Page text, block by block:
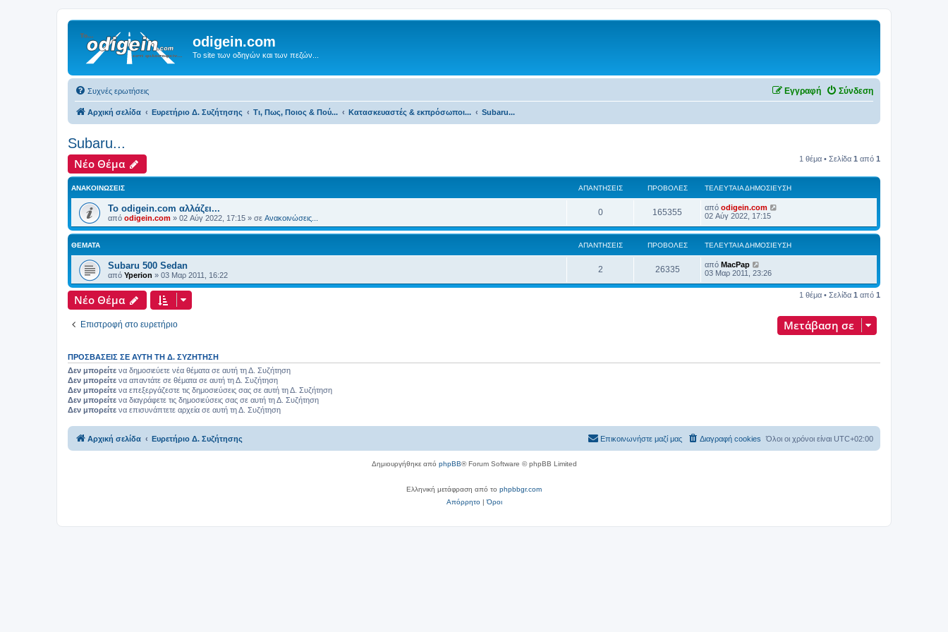
odigein.com
Το site των οδηγών και των πεζών...
Συχνές ερωτήσεις Σύνδεση
Εγγραφή
Αρχική σελίδα Ευρετήριο Δ. Συζήτησης Τι, Πως, Ποιος & Πού... Κατασκευαστές & εκπρόσωποι... Subaru...
Subaru...
Νέο Θέμα 1 θέμα • Σελίδα 1 από 1
ΑΝΑΚΟΙΝΏΣΕΙΣ ΑΠΑΝΤΉΣΕΙΣ ΠΡΟΒΟΛΈΣ ΤΕΛΕΥΤΑΊΑ ΔΗΜΟΣΊΕΥΣΗ
Το odigein.com αλλάζει...
από odigein.com » 02 Αύγ 2022, 17:15 » σε Ανακοινώσεις...
0 165355 από odigein.com
02 Αύγ 2022, 17:15
ΘΈΜΑΤΑ ΑΠΑΝΤΉΣΕΙΣ ΠΡΟΒΟΛΈΣ ΤΕΛΕΥΤΑΊΑ ΔΗΜΟΣΊΕΥΣΗ
Subaru 500 Sedan
από Yperion » 03 Μαρ 2011, 16:22
2 26335 από MacPap
03 Μαρ 2011, 23:26
Νέο Θέμα 1 θέμα • Σελίδα 1 από 1
Επιστροφή στο ευρετήριο Μετάβαση σε
ΠΡΟΣΒΆΣΕΙΣ ΣΕ ΑΥΤΉ ΤΗ Δ. ΣΥΖΉΤΗΣΗ
Δεν μπορείτε να δημοσιεύετε νέα θέματα σε αυτή τη Δ. Συζήτηση
Δεν μπορείτε να απαντάτε σε θέματα σε αυτή τη Δ. Συζήτηση
Δεν μπορείτε να επεξεργάζεστε τις δημοσιεύσεις σας σε αυτή τη Δ. Συζήτηση
Δεν μπορείτε να διαγράφετε τις δημοσιεύσεις σας σε αυτή τη Δ. Συζήτηση
Δεν μπορείτε να επισυνάπτετε αρχεία σε αυτή τη Δ. Συζήτηση
Αρχική σελίδα Ευρετήριο Δ. Συζήτησης Όλοι οι χρόνοι είναι UTC+02:00
Διαγραφή cookies
Επικοινωνήστε μαζί μας
Δημιουργήθηκε από phpBB® Forum Software © phpBB Limited
Ελληνική μετάφραση από το phpbbgr.com
Απόρρητο|Όροι